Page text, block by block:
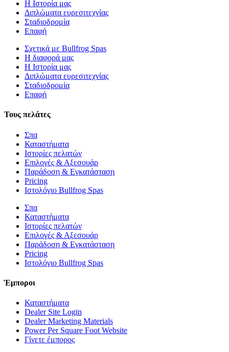
Η Ιστορία μας
Διπλώματα ευρεσιτεχνίας
Σταδιοδρομία
Επαφή
Σχετικά με Bullfrog Spas
Η διαφορά μας
Η Ιστορία μας
Διπλώματα ευρεσιτεχνίας
Σταδιοδρομία
Επαφή
Τους πελάτες
Σπα
Καταστήματα
Ιστορίες πελατών
Επιλογές & Αξεσουάρ
Παράδοση & Εγκατάσταση
Pricing
Ιστολόγιο Bullfrog Spas
Σπα
Καταστήματα
Ιστορίες πελατών
Επιλογές & Αξεσουάρ
Παράδοση & Εγκατάσταση
Pricing
Ιστολόγιο Bullfrog Spas
Έμποροι
Καταστήματα
Dealer Site Login
Dealer Marketing Materials
Power Per Square Foot Website
Γίνετε έμπορος